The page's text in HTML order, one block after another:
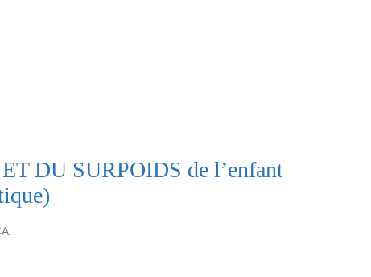
DU SURPOIDS de l’enfant